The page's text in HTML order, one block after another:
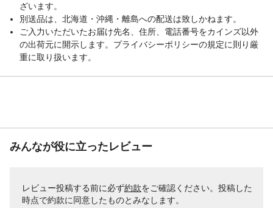
ざいます。
別送品は、北海道・沖縄・離島への配送は致しかねます。
ご入力いただいたお届け先名、住所、電話番号をカインズ以外
の出荷元に開示します。プライバシーポリシーの規定に則り厳
重に取り扱います。
みんなが役に立ったレビュー
レビュー投稿する前に必ず約款をご確認ください。投稿した
時点で約款に同意したものとみなします。